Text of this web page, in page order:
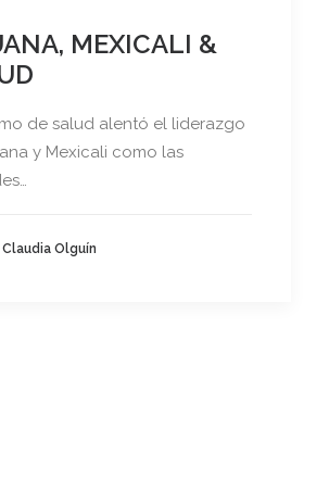
MEXICALI &
de salud alentó el liderazgo
y Mexicali como las
Claudia Olguín